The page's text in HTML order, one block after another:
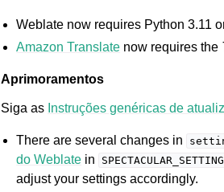
Weblate now requires Python 3.11
Amazon Translate now requires the
Aprimoramentos
Siga as Instruções genéricas de
There are several changes in
do Weblate in
adjust your settings accordingly.